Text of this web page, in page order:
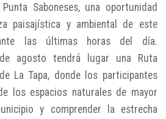
Saboneses, una oportunidad
paisajística y ambiental de este
las últimas horas del día.
agosto tendrá lugar una Ruta
La Tapa, donde los participantes
los espacios naturales de mayor
y comprender la estrecha